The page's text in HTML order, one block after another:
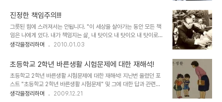
을 누구나 갖기란 어려운 구..
또는 모범 사례로도 손색없다고 생 합니다. 스스로에게 어떤 여행이라
는 자유로움 -자유라는 건 그에 따르는 책임이 따른다는 것과 능동적
이어야 한다는 것을 생각하며- 을 향유할 실천적 동기를 부여하고, 저
와 같은 생각을 하실 분들과 그 내용을 공유하고자 이 겨울 사진 찍기
좋은 곳으로 정평이 나있는 우리 나라 곳곳의 보기 좋은 경치가 어디에
사실 글 준비를 위해이런 저런..
진정한 책임주의!!!
그릇된 힘에 스러져서는 안됩니다. "이 세상을 살아가는 동안 모든 책
임은 나에게 있다. 내가 책임지는 삶, 내 탓이오 내 탓이오 내 탓이로
소이다!" 틀린말은 아니지만, 한번쯤은 곱씹어 봐야할 말이라고 생각
처: 파우 님의 블로그 이말은 다시 돌려 생각하자면, 성공 또한 나만의
노력에서 기인한 것이 된다는 것을 의미할 수 도 있습니다. 그래서인지
또한 사회 전반에... 그리고 그 무의식 속에 너무도 진하게 이말은 우리
를 옭아매고 있습니다. 철저한 계급사회였던 고려 및 조선시대와 식민
시대, 그리고 독재를 거치며 모든 조건을 지닌자들의 이루기 쉬운 성취
생각을정리하며 2010.01.03
초등학교 2학년 바른생활 시험문제에 대한 재해석!
초등학교 2학년 바른생활 시험문제에 대한 재해석! 지난번 올렸던 포
스트 "초등학교 2학년 바른생활 시험문제" 및 그에 대한 답과 관련하
여 "도대체 이런 문제가 어디 있나?!!"라는 의견과 우려의 말씀들을 많
생각을정리하며 2009.12.21